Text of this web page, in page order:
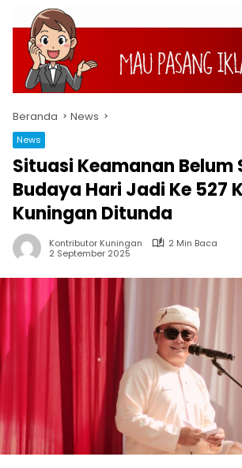
Beranda News
News
Situasi Keamanan Belum
Budaya Hari Jadi Ke 527
Kuningan Ditunda
Kontributor Kuningan
2 Min Baca
2 September 2025